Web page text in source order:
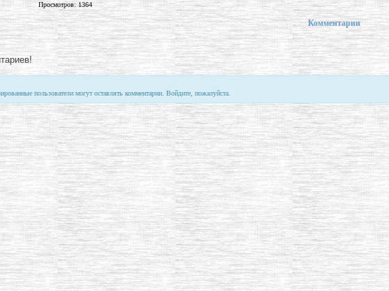
Просмотров: 1364
Комментарии
пользователи могут оставлять комментарии. Войдите, пожалуйста.